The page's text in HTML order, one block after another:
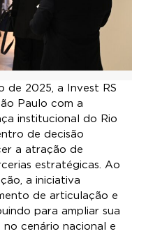
de 2025, a Invest RS
Paulo com a
institucional do Rio
de decisão
a atração de
estratégicas. Ao
a iniciativa
de articulação e
para ampliar sua
cenário nacional e